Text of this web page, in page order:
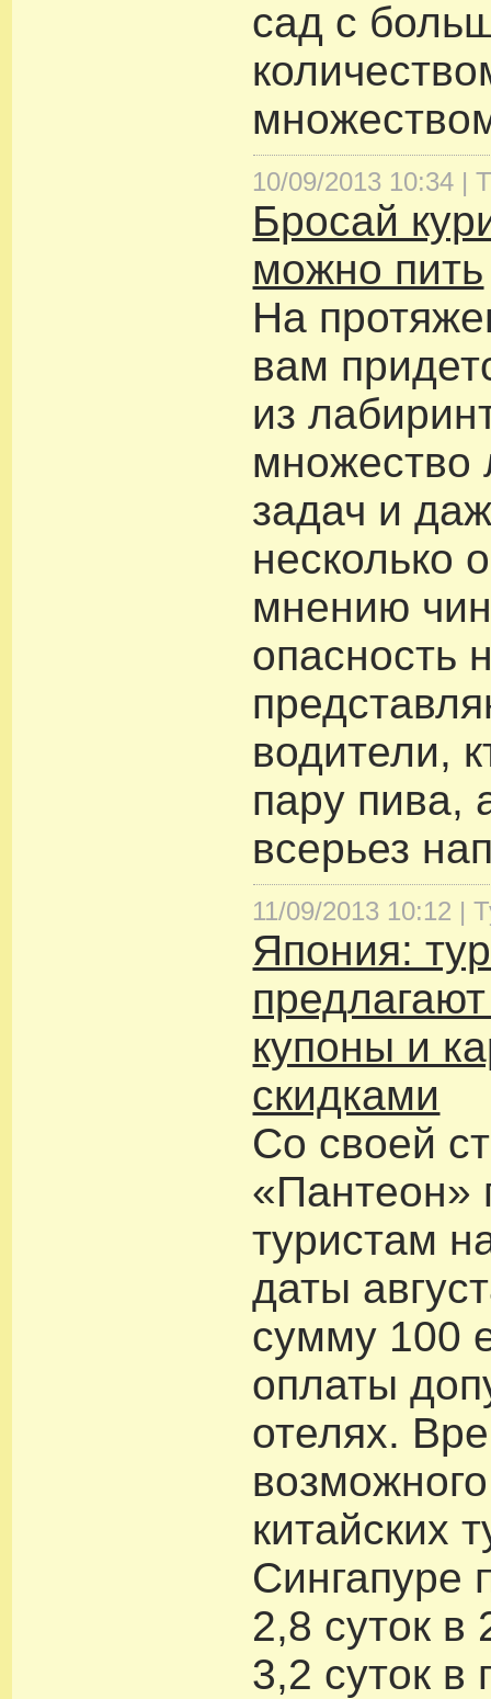
сад с
10/09/2013 10:34 |
Бросай
можно пить
На
вам
из
множество
задач и
несколько
мнению
опасность
водители,
пару пива,
всерьез
11/09/2013 10:12 |
Япония:
купоны и
скидками
Со своей
«Пантеон»
туристам
даты
сумму 100
оплаты
отелях.
китайских
Сингапуре
2,8 суток в
3,2 суток